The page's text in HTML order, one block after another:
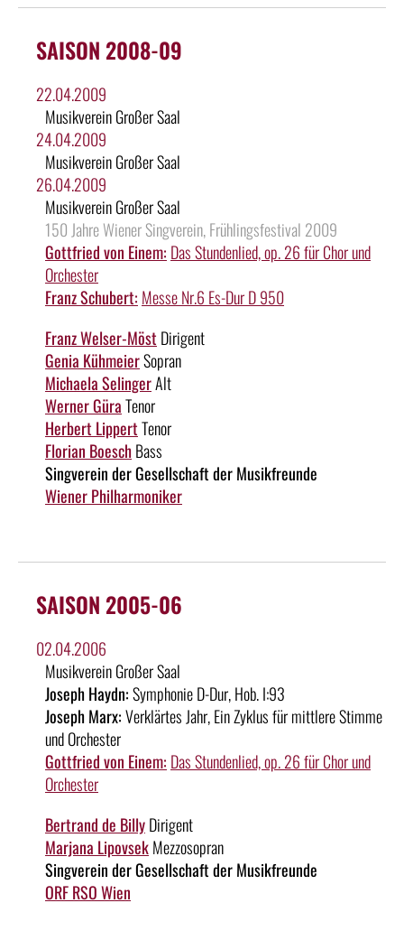
SAISON 2008-09
22.04.2009
Musikverein Großer Saal
24.04.2009
Musikverein Großer Saal
26.04.2009
Musikverein Großer Saal
150 Jahre Wiener Singverein, Frühlingsfestival 2009
Gottfried von Einem: Das Stundenlied, op. 26 für Chor und
Orchester
Franz Schubert: Messe Nr.6 Es-Dur D 950
Franz Welser-Möst Dirigent
Genia KühmeierSopran
Michaela SelingerAlt
Werner GüraTenor
Herbert LippertTenor
Florian BoeschBass
Singverein der Gesellschaft der Musikfreunde
Wiener Philharmoniker
SAISON 2005-06
02.04.2006
Musikverein Großer Saal
Joseph Haydn:Symphonie D-Dur, Hob. I:93
Joseph Marx:Verklärtes Jahr, Ein Zyklus für mittlere Stimme
und Orchester
Gottfried von Einem: Das Stundenlied, op. 26 für Chor und
Orchester
Bertrand de BillyDirigent
Marjana LipovsekMezzosopran
Singverein der Gesellschaft der Musikfreunde
ORF RSO Wien